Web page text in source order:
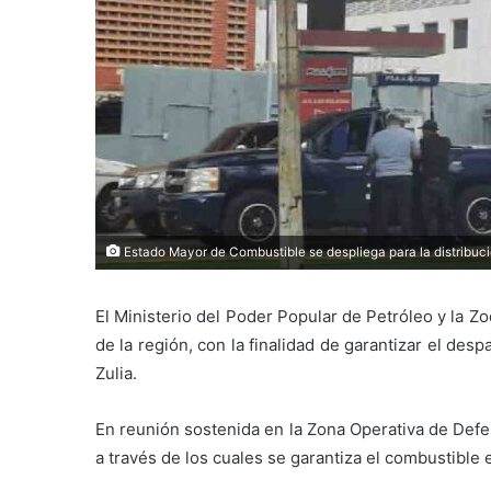
Estado Mayor de Combustible se despliega para la
El Ministerio del Poder Popular de Petróleo y la
de la región, con la finalidad de garantizar el
Zulia.
En reunión sostenida en la Zona Operativa de
a través de los cuales se garantiza el combustible